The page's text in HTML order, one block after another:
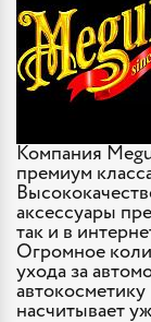
Компания
премиум
аксессуары
так и в
Огромное
ухода за
насчитывает